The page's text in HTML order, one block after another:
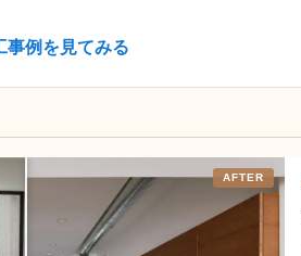
事例を見てみる
AFTER